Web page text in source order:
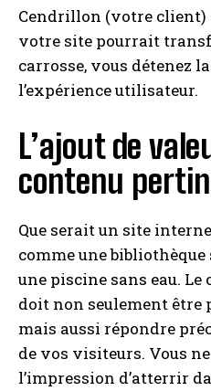
Cendrillon (votre client)
votre site pourrait
carrosse, vous détenez
l’expérience utilisateur.
L’ajout de
contenu
Que serait un site
comme une
une piscine sans eau.
doit non seulement
mais aussi répondre
de vos visiteurs. Vous
l’impression d’atterrir